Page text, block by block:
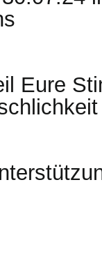
Eure